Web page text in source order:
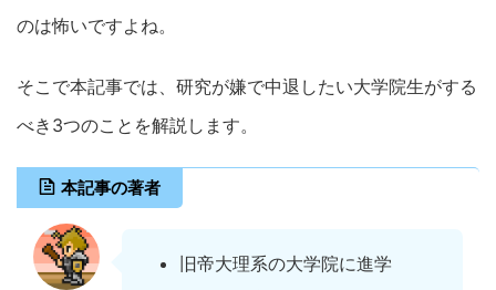
のは怖いですよね。
そこで本記事では、研究が嫌で中退したい大学院生がする
べき3つのことを解説します。
本記事の著者
旧帝大理系の大学院に進学